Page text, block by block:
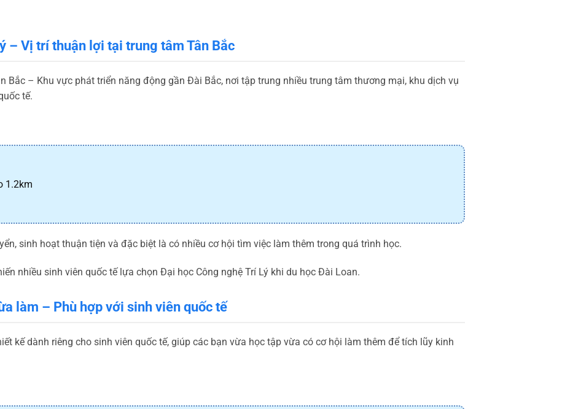
– Vị trí thuận lợi tại trung tâm Tân Bắc
Bắc – Khu vực phát triển năng động gần Đài Bắc, nơi tập trung nhiều trung tâm thương mại, khu dịch vụ
tế.
1.2km
sinh hoạt thuận tiện và đặc biệt là có nhiều cơ hội tìm việc làm thêm trong quá trình học.
nhiều sinh viên quốc tế lựa chọn Đại học Công nghệ Trí Lý khi du học Đài Loan.
làm – Phù hợp với sinh viên quốc tế
kế dành riêng cho sinh viên quốc tế, giúp các bạn vừa học tập vừa có cơ hội làm thêm để tích lũy kinh